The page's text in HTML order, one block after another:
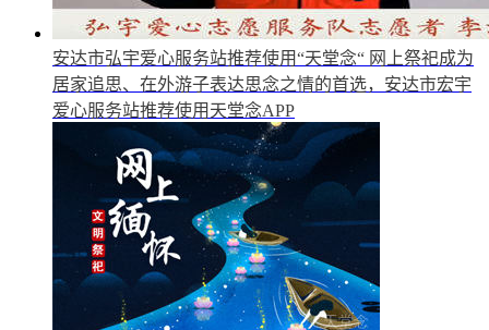
安达市弘宇爱心服务站推荐使用“天堂念“ 网上祭祀成为
居家追思、在外游子表达思念之情的首选，安达市宏宇
爱心服务站推荐使用天堂念APP